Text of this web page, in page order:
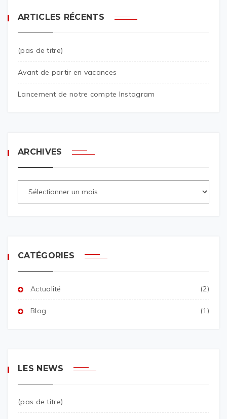
ARTICLES RÉCENTS
(pas de titre)
Avant de partir en vacances
Lancement de notre compte Instagram
ARCHIVES
CATÉGORIES
Actualité (2)
Blog (1)
LES NEWS
(pas de titre)